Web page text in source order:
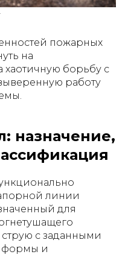
пожарных
на
хаотичную борьбу с
работу
назначение,
линии
для
с заданными
формы и